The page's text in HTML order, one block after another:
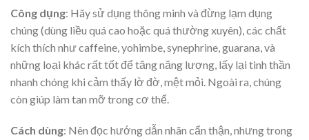
Công dụng: Hãy sử dụng thông minh và đừng lạm dụng
chúng (dùng liều quá cao hoặc quá thường xuyên), các chất
kích thích như caffeine, yohimbe, synephrine, guarana, và
những loại khác rất tốt để tăng năng lượng, lấy lại tinh thần
nhanh chóng khi cảm thấy lờ đờ, mệt mỏi. Ngoài ra, chúng
còn giúp làm tan mỡ trong cơ thể.
Cách dùng: Nên đọc hướng dẫn nhãn cẩn thận, nhưng trong